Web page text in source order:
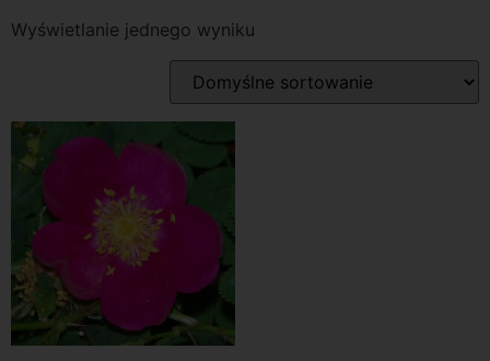
Wyświetlanie jednego wyniku